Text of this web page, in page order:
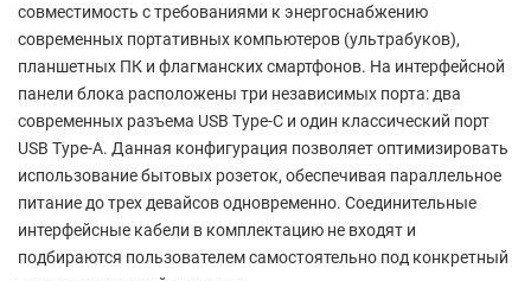
совместимость с требованиями к энергоснабжению
современных портативных компьютеров (ультрабуков),
планшетных ПК и флагманских смартфонов. На интерфейсной
панели блока расположены три независимых порта: два
современных разъема USB Type-C и один классический порт
USB Type-A. Данная конфигурация позволяет оптимизировать
использование бытовых розеток, обеспечивая параллельное
питание до трех девайсов одновременно. Соединительные
интерфейсные кабели в комплектацию не входят и
подбираются пользователем самостоятельно под конкретный